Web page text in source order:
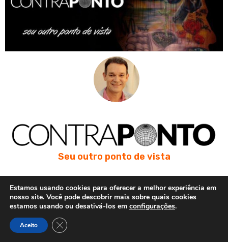
Seu outro ponto de vista
Nelson Itaberá
Formado pela Unesp-Bauru, autor do livro Literatura cantada,
produtor de cinco álbuns musicais e finalista do Prêmio Esso
1999 em jornalismo investigativo.
Estamos usando cookies para oferecer a melhor experiência em
nosso site. Você pode descobrir mais sobre quais cookies
estamos usando ou desativá-los em configurações.
Aceito Close GDPR Cookie Banner